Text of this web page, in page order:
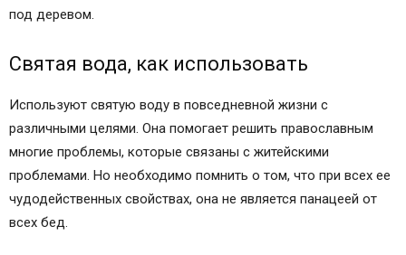
под деревом.
Святая вода, как использовать
Используют святую воду в повседневной жизни с
различными целями. Она помогает решить православным
многие проблемы, которые связаны с житейскими
проблемами. Но необходимо помнить о том, что при всех ее
чудодейственных свойствах, она не является панацеей от
всех бед.